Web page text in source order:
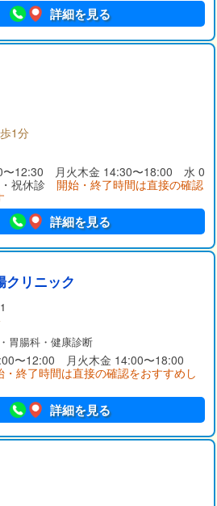
詳細を見る
1分
〜12:30 月火木金 14:30〜18:00 水 0
祝休診 開始・終了時間は直接の確認
詳細を見る
クリニック
胃腸科・健康診断
〜12:00 月火木金 14:00〜18:00
・終了時間は直接の確認をおすすめし
詳細を見る